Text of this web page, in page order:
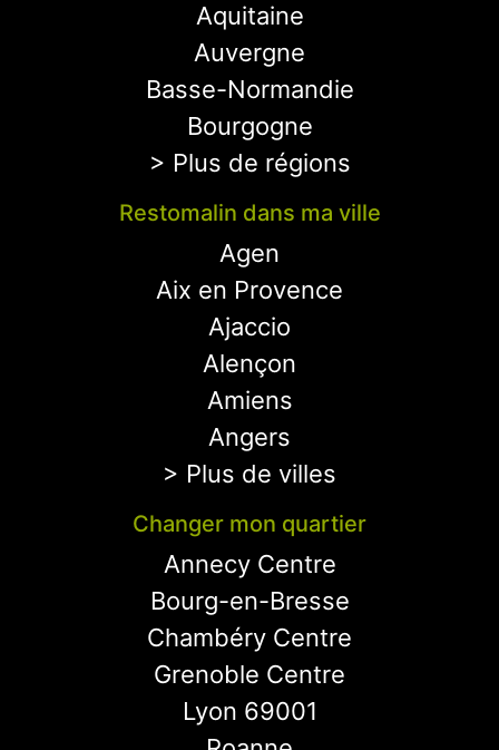
Aquitaine
Auvergne
Basse-Normandie
Bourgogne
> Plus de régions
Restomalin dans ma ville
Agen
Aix en Provence
Ajaccio
Alençon
Amiens
Angers
> Plus de villes
Changer mon quartier
Annecy Centre
Bourg-en-Bresse
Chambéry Centre
Grenoble Centre
Lyon 69001